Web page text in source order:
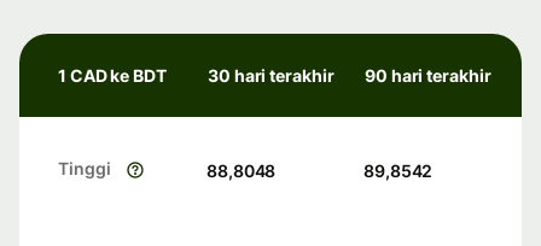
1 CAD ke BDT 30 hari terakhir 90 hari terakhir
Tinggi 88,8048 89,8542